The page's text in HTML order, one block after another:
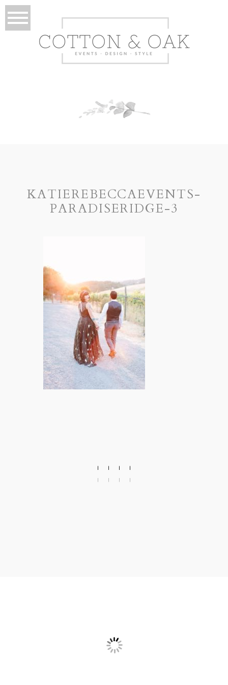
KATIEREBECCAEVENTS-
PARADISERIDGE-3